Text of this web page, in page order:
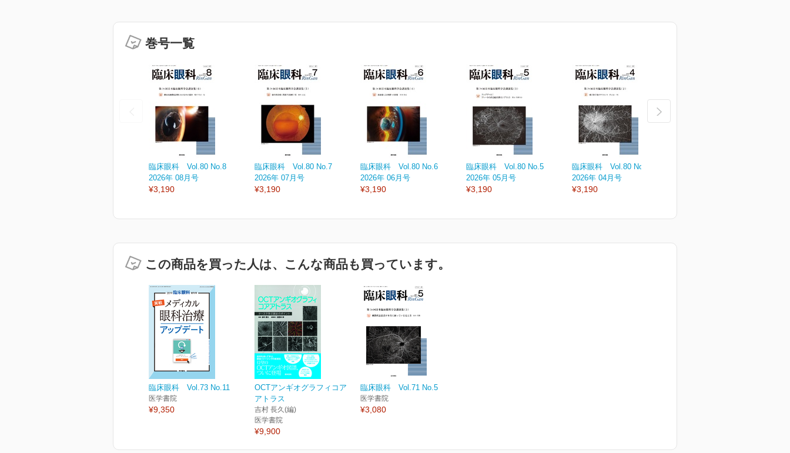
巻号一覧
臨床眼科 Vol.80 No.8
2026年 08月号
¥3,190
臨床眼科 Vol.80 No.7
2026年 07月号
¥3,190
臨床眼科 Vol.80 No.6
2026年 06月号
¥3,190
臨床眼科 Vol.80 No.5
2026年 05月号
¥3,190
臨床眼科 Vol.80 No.4
2026年 04月号
¥3,190
この商品を買った人は、こんな商品も買っています。
臨床眼科 Vol.73 No.11
医学書院
¥9,350
OCTアンギオグラフィコア
アトラス
吉村 長久(編)
医学書院
¥9,900
臨床眼科 Vol.71 No.5
医学書院
¥3,080